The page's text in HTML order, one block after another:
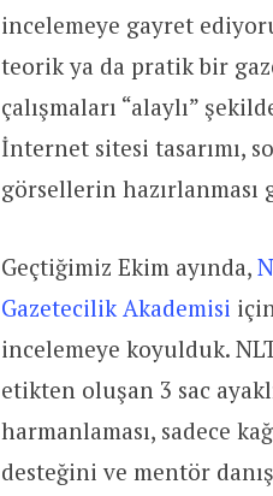
incelemeye gayret
teorik ya da pratik bir
çalışmaları “alaylı”
İnternet sitesi tasarımı,
görsellerin
Geçtiğimiz Ekim ayında,
Gazetecilik Akademisi
incelemeye koyulduk.
etikten oluşan 3 sac
harmanlaması, sadece
desteğini ve mentör